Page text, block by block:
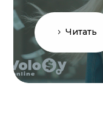
Читать